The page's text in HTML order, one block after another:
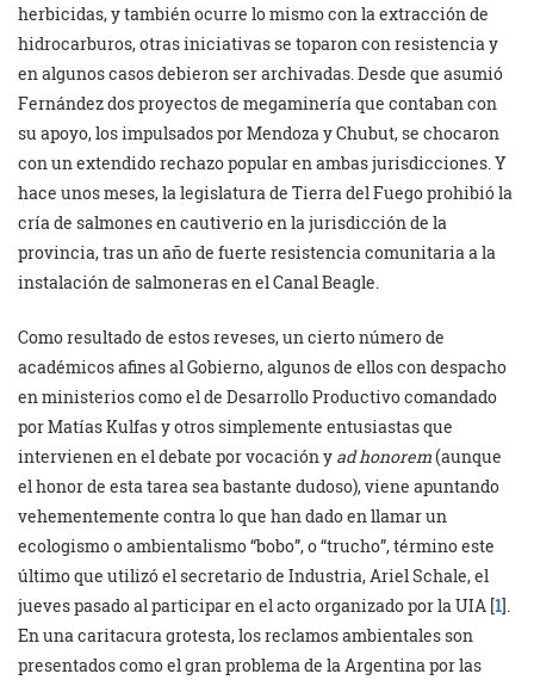
herbicidas, y también ocurre lo mismo con la extracción de
hidrocarburos, otras iniciativas se toparon con resistencia y
en algunos casos debieron ser archivadas. Desde que asumió
Fernández dos proyectos de megaminería que contaban con
su apoyo, los impulsados por Mendoza y Chubut, se chocaron
con un extendido rechazo popular en ambas jurisdicciones. Y
hace unos meses, la legislatura de Tierra del Fuego prohibió la
cría de salmones en cautiverio en la jurisdicción de la
provincia, tras un año de fuerte resistencia comunitaria a la
instalación de salmoneras en el Canal Beagle.
Como resultado de estos reveses, un cierto número de
académicos afines al Gobierno, algunos de ellos con despacho
en ministerios como el de Desarrollo Productivo comandado
por Matías Kulfas y otros simplemente entusiastas que
intervienen en el debate por vocación y ad honorem(aunque
el honor de esta tarea sea bastante dudoso), viene apuntando
vehementemente contra lo que han dado en llamar un
ecologismo o ambientalismo “bobo”, o “trucho”, término este
último que utilizó el secretario de Industria, Ariel Schale, el
jueves pasado al participar en el acto organizado por la UIA [1].
En una caritacura grotesta, los reclamos ambientales son
presentados como el gran problema de la Argentina por las